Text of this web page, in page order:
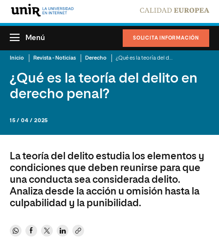
SOLICITA INFORMACIÓN
Menú
Inicio Revista - Noticias Derecho
¿Qué es la teoría del delito en
derecho penal?
15 / 04 / 2025
La teoría del delito estudia los elementos y
condiciones que deben reunirse para que
una conducta sea considerada delito.
Analiza desde la acción u omisión hasta la
culpabilidad y la punibilidad.